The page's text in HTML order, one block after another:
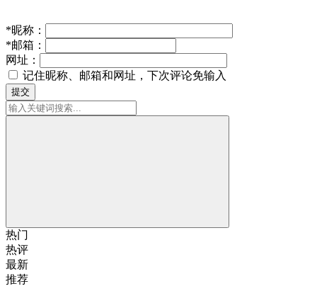
*昵称：
*邮箱：
网址：
记住昵称、邮箱和网址，下次评论免输入
提交
热门
热评
最新
推荐